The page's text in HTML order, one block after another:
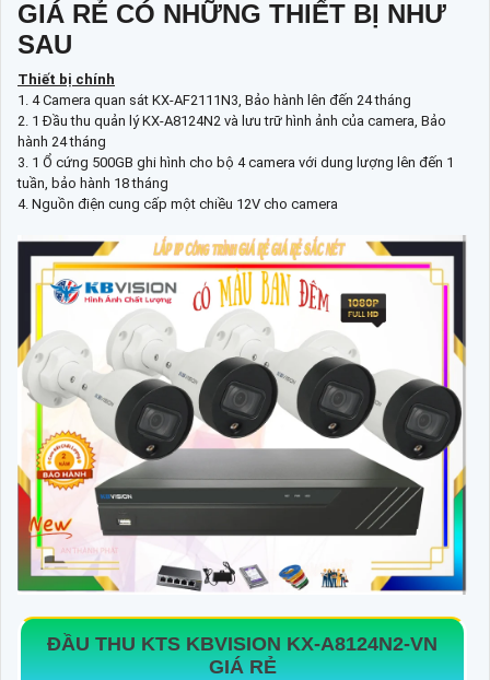
GIÁ RẺ CÓ NHỮNG THIẾT BỊ NHƯ
SAU
Thiết bị chính
1. 4 Camera quan sát KX-AF2111N3, Bảo hành lên đến 24 tháng
2. 1 Đầu thu quản lý KX-A8124N2 và lưu trữ hình ảnh của camera, Bảo
hành 24 tháng
3. 1 Ổ cứng 500GB ghi hình cho bộ 4 camera với dung lượng lên đến 1
tuần, bảo hành 18 tháng
4. Nguồn điện cung cấp một chiều 12V cho camera
ĐẦU THU KTS KBVISIONKX-A8124N2-VN
GIÁ RẺ